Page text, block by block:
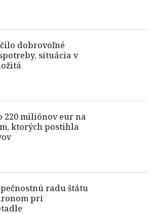
dobrovoľné
situácia v
220 miliónov eur na
ktorých postihla
radu štátu
pri